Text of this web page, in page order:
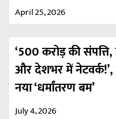
April 25, 2026
‘500 करोड़ की संपत्ति,
और देशभर में नेटवर्क!’,
नया ‘धर्मांतरण बम’
July 4, 2026